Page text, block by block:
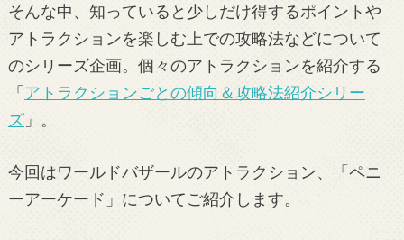
そんな中、知っていると少しだけ得するポイントや
アトラクションを楽しむ上での攻略法などについて
のシリーズ企画。個々のアトラクションを紹介する
「アトラクションごとの傾向＆攻略法紹介シリー
ズ」。
今回はワールドバザールのアトラクション、「ペニ
ーアーケード」についてご紹介します。